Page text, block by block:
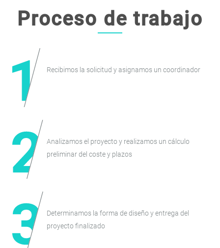
Proceso de trabajo
Recibimos la solicitud y asignamos un coordinador
Analizamos el proyecto y realizamos un cálculo
preliminar del coste y plazos
Determinamos la forma de diseño y entrega del
proyecto finalizado